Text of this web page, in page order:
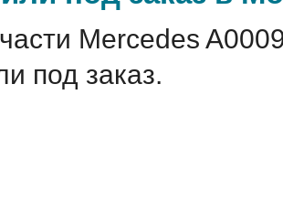
Mercedes
под заказ.